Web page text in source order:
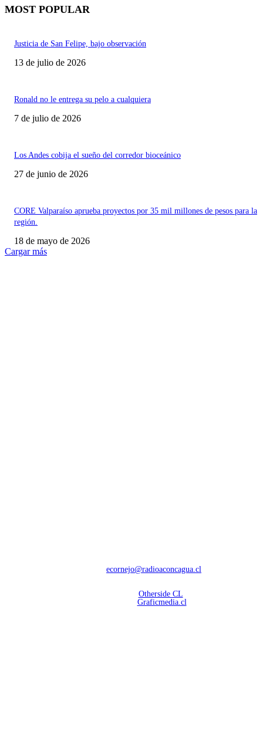
MOST POPULAR
Justicia de San Felipe, bajo observación
13 de julio de 2026
Ronald no le entrega su pelo a cualquiera
7 de julio de 2026
Los Andes cobija el sueño del corredor bioceánico
27 de junio de 2026
CORE Valparaíso aprueba proyectos por 35 mil millones de pesos para la
región.
18 de mayo de 2026
Cargar más
ecornejo@radioaconcagua.cl
Otherside CL
Graficmedia.cl